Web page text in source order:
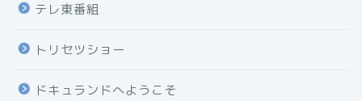
テレ東番組
トリセツショー
ドキュランドへようこそ